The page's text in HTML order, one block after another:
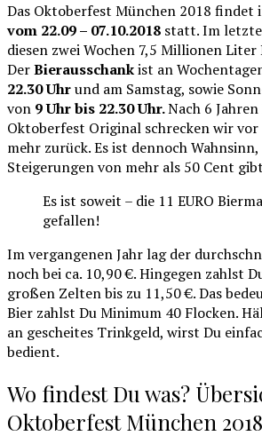
Das Oktoberfest München 2018 findet
vom 22.09 – 07.10.2018 statt. Im
diesen zwei Wochen 7,5 Millionen Liter
DerBierausschankist an
22.30 Uhrund am Samstag, sowie
von 9 Uhr bis 22.30 Uhr.Nach 6
Oktoberfest Original schrecken wir
mehr zurück. Es ist dennoch Wahnsinn,
Steigerungen von mehr als 50 Cent gibt
Es ist soweit – die 11 EURO
gefallen!
Im vergangenen Jahr lag der
noch bei ca. 10,90 €. Hingegen zahlst
großen Zelten bis zu 11,50 €. Das
Bier zahlst Du Minimum 40 Flocken.
an gescheites Trinkgeld, wirst Du
bedient.
Wo findest Du was?
Oktoberfest München 2018